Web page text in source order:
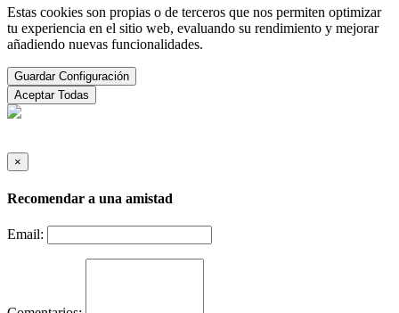
Estas cookies son propias o de terceros que nos permiten optimizar
tu experiencia en el sitio web, evaluando su rendimiento y mejorar
añadiendo nuevas funcionalidades.
Guardar Configuración
Aceptar Todas
×
Recomendar a una amistad
Email: